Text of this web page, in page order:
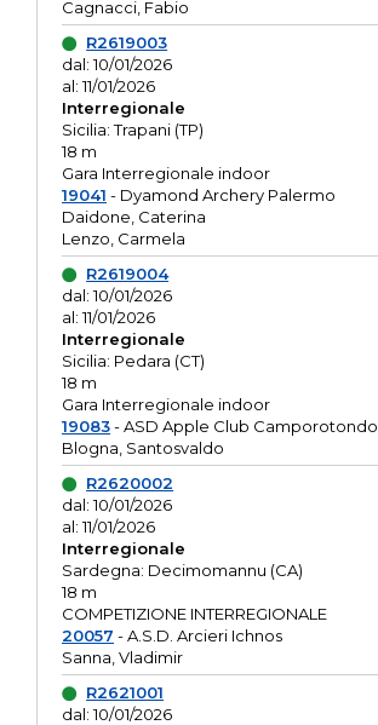
Cagnacci, Fabio
R2619003
dal: 10/01/2026
al: 11/01/2026
Interregionale
Sicilia: Trapani (TP)
18 m
Gara Interregionale indoor
19041 - Dyamond Archery Palermo
Daidone, Caterina
Lenzo, Carmela
R2619004
dal: 10/01/2026
al: 11/01/2026
Interregionale
Sicilia: Pedara (CT)
18 m
Gara Interregionale indoor
19083- ASD Apple Club Camporotondo
Blogna, Santosvaldo
R2620002
dal: 10/01/2026
al: 11/01/2026
Interregionale
Sardegna: Decimomannu (CA)
18 m
COMPETIZIONE INTERREGIONALE
20057 - A.S.D. Arcieri Ichnos
Sanna, Vladimir
R2621001
dal: 10/01/2026